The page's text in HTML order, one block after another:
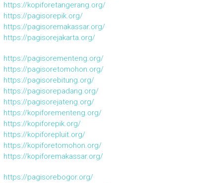
https://kopiforetangerang.org/
https://pagisorepik.org/
https://pagisoremakassar.org/
https://pagisorejakarta.org/
https://pagisorementeng.org/
https://pagisoretomohon.org/
https://pagisorebitung.org/
https://pagisorepadang.org/
https://pagisorejateng.org/
https://kopiforementeng.org/
https://kopiforepik.org/
https://kopiforepluit.org/
https://kopiforetomohon.org/
https://kopiforemakassar.org/
https://pagisorebogor.org/